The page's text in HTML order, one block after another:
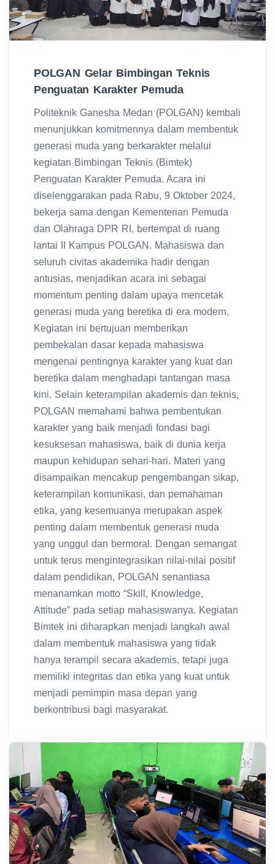
POLGAN Gelar Bimbingan Teknis
Penguatan Karakter Pemuda
Politeknik Ganesha Medan (POLGAN) kembali
menunjukkan komitmennya dalam membentuk
generasi muda yang berkarakter melalui
kegiatan Bimbingan Teknis (Bimtek)
Penguatan Karakter Pemuda. Acara ini
diselenggarakan pada Rabu, 9 Oktober 2024,
bekerja sama dengan Kementerian Pemuda
dan Olahraga DPR RI, bertempat di ruang
lantai II Kampus POLGAN. Mahasiswa dan
seluruh civitas akademika hadir dengan
antusias, menjadikan acara ini sebagai
momentum penting dalam upaya mencetak
generasi muda yang beretika di era modern.
Kegiatan ini bertujuan memberikan
pembekalan dasar kepada mahasiswa
mengenai pentingnya karakter yang kuat dan
beretika dalam menghadapi tantangan masa
kini. Selain keterampilan akademis dan teknis,
POLGAN memahami bahwa pembentukan
karakter yang baik menjadi fondasi bagi
kesuksesan mahasiswa, baik di dunia kerja
maupun kehidupan sehari-hari. Materi yang
disampaikan mencakup pengembangan sikap,
keterampilan komunikasi, dan pemahaman
etika, yang kesemuanya merupakan aspek
penting dalam membentuk generasi muda
yang unggul dan bermoral. Dengan semangat
untuk terus mengintegrasikan nilai-nilai positif
dalam pendidikan, POLGAN senantiasa
menanamkan motto “Skill, Knowledge,
Attitude” pada setiap mahasiswanya. Kegiatan
Bimtek ini diharapkan menjadi langkah awal
dalam membentuk mahasiswa yang tidak
hanya terampil secara akademis, tetapi juga
memiliki integritas dan etika yang kuat untuk
menjadi pemimpin masa depan yang
berkontribusi bagi masyarakat.